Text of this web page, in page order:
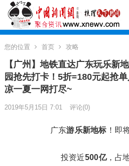
您的位置 首页 攻略
【广州】地铁直达广东玩乐新
园抢先打卡！5折=180元起抢
凉一夏一网打尽~
2019年5月15日 7:01 评论(0)
广东游乐新地标！即
投资近500亿，占